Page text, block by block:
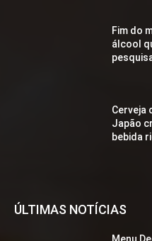
Fim do
álcool
Cerveja
Japão
bebida
ÚLTIMAS NOTÍCIAS
Menu